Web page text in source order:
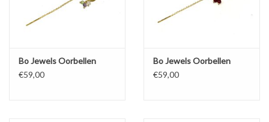
Bo Jewels Oorbellen
€59,00
Bo Jewels Oorbellen
€59,00